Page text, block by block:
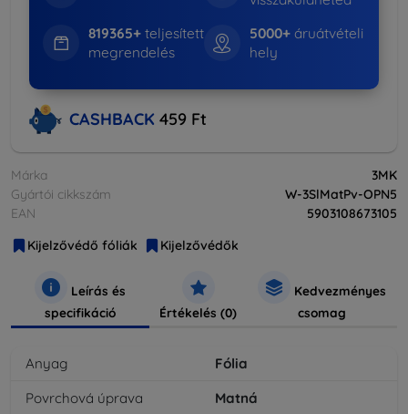
819365+teljesített
megrendelés
5000+ áruátvételi
hely
CASHBACK 459 Ft
Márka
3MK
Gyártói cikkszám
W-3SlMatPv-OPN5
EAN
5903108673105
Kijelzővédő fóliák
Kijelzővédők
Leírás és
specifikáció
Értékelés (0)
Kedvezményes
csomag
Anyag
Fólia
Povrchová úprava
Matná